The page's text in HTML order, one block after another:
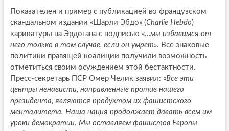
Показателен и пример с публикацией во французском
скандальном издании «Шарли Эбдо» (Charlie Hebdo)
карикатуры на Эрдогана с подписью «…мы избавимся от
него только в том случае, если он умрет». Все знаковые
политики правящей коалиции получили возможность
отметиться своим осуждением этой бестактности.
Пресс-секретарь ПСР Омер Челик заявил: «Все эти
центры ненависти, направленные против нашего
президента, являются продуктом их фашистского
менталитета. Наша нация продолжает давать всем им
уроки демократии. Мы оставляем фашистов Европы